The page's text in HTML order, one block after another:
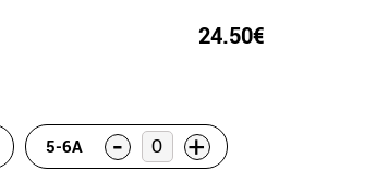
24.50€
5-6A - +